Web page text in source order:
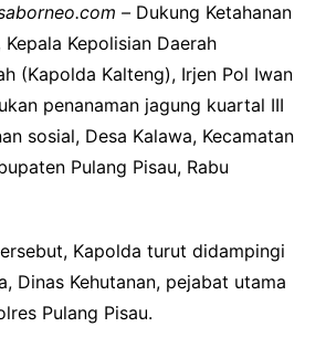
– Dukung Ketahanan
Kepolisian Daerah
(Kapolda Kalteng), Irjen Pol Iwan
penanaman jagung kuartal III
sosial, Desa Kalawa, Kecamatan
Pulang Pisau, Rabu
Kapolda turut didampingi
Dinas Kehutanan, pejabat utama
Pulang Pisau.